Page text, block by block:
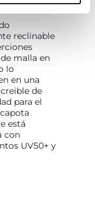
reclinable
malla en
lo
en una
de
para el
está
con
UV50+ y